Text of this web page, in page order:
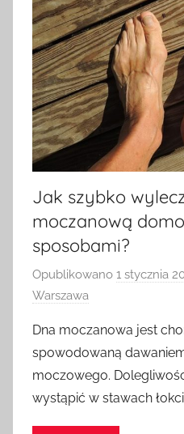
Jak szybko
moczanową
sposobami?
Opublikowano 1 stycznia
Warszawa
Dna moczanowa jest
spowodowaną
moczowego.
wystąpić w stawach